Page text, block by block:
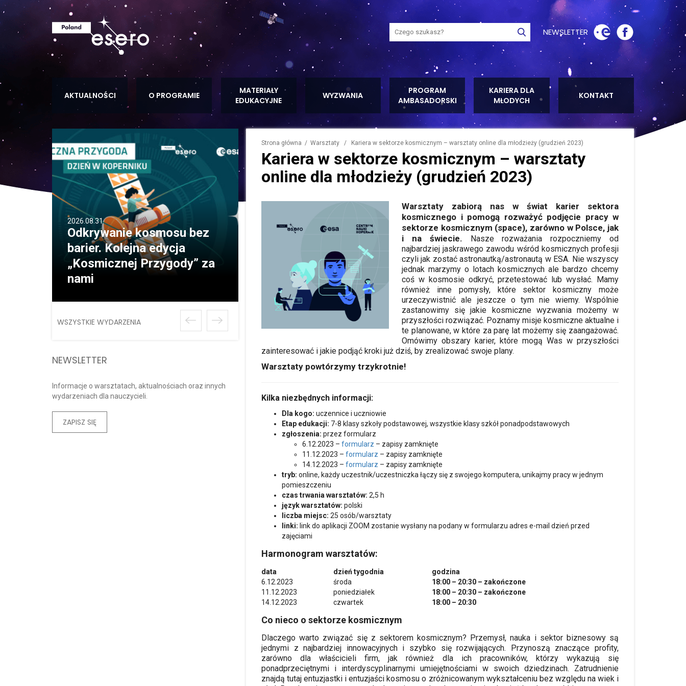
NEWSLETTER
AKTUALNOŚCI O PROGRAMIE
MATERIAŁY
EDUKACYJNE
WYZWANIA
PROGRAM
AMBASADORSKI
KARIERA DLA
MŁODYCH
KONTAKT
Wyszukaj na stronie Szukaj
2026.08.31
Odkrywanie kosmosu bez
barier. Kolejna edycja
„Kosmicznej Przygody” za
nami
WSZYSTKIE WYDARZENIA
NEWSLETTER
Informacje o warsztatach, aktualnościach oraz innych
wydarzeniach dla nauczycieli.
ZAPISZ SIĘ
Strona główna / Warsztaty / Kariera w sektorze kosmicznym – warsztaty online dla młodzieży (grudzień 2023)
Kariera w sektorze kosmicznym – warsztaty
online dla młodzieży (grudzień 2023)
Warsztaty zabiorą nas w świat karier sektora
kosmicznego i pomogą rozważyć podjęcie pracy w
sektorze kosmicznym (space), zarówno w Polsce, jak
i na świecie. Nasze rozważania rozpoczniemy od
najbardziej jaskrawego zawodu wśród kosmicznych profesji
czyli jak zostać astronautką/astronautą w ESA. Nie wszyscy
jednak marzymy o lotach kosmicznych ale bardzo chcemy
coś w kosmosie odkryć, przetestować lub wysłać. Mamy
również inne pomysły, które sektor kosmiczny może
urzeczywistnić ale jeszcze o tym nie wiemy. Wspólnie
zastanowimy się jakie kosmiczne wyzwania możemy w
przyszłości rozwiązać. Poznamy misje kosmiczne aktualne i
te planowane, w które za parę lat możemy się zaangażować.
Omówimy obszary karier, które mogą Was w przyszłości
zainteresować i jakie podjąć kroki już dziś, by zrealizować swoje plany.
Warsztaty powtórzymy trzykrotnie!
Kilka niezbędnych informacji:
Dla kogo: uczennice i uczniowie
Etap edukacji: 7-8 klasy szkoły podstawowej, wszystkie klasy szkół ponadpodstawowych
zgłoszenia: przez formularz
6.12.2023 – formularz – zapisy zamknięte
11.12.2023 – formularz – zapisy zamknięte
14.12.2023 – formularz – zapisy zamknięte
tryb: online, każdy uczestnik/uczestniczka łączy się z swojego komputera, unikajmy pracy w jednym
pomieszczeniu
czas trwania warsztatów: 2,5 h
język warsztatów: polski
liczba miejsc: 25 osób/warsztaty
linki: link do aplikacji ZOOM zostanie wysłany na podany w formularzu adres e-mail dzień przed
zajęciami
Harmonogram warsztatów:
data dzień tygodnia
godzina
6.12.2023
środa
18:00 – 20:30 – zakończone
11.12.2023
poniedziałek
18:00 – 20:30 – zakończone
14.12.2023
czwartek 18:00 – 20:30
Co nieco o sektorze kosmicznym
Dlaczego warto związać się z sektorem kosmicznym? Przemysł, nauka i sektor biznesowy są
jednymi z najbardziej innowacyjnych i szybko się rozwijających. Przynoszą znaczące profity,
zarówno dla właścicieli firm, jak również dla ich pracowników, którzy wykazują się
ponadprzeciętnymi i interdyscyplinarnymi umiejętnościami w swoich dziedzinach. Zatrudnienie
znajdą tutaj entuzjastki i entuzjaści kosmosu o zróżnicowanym wykształceniu bez względu na wiek i